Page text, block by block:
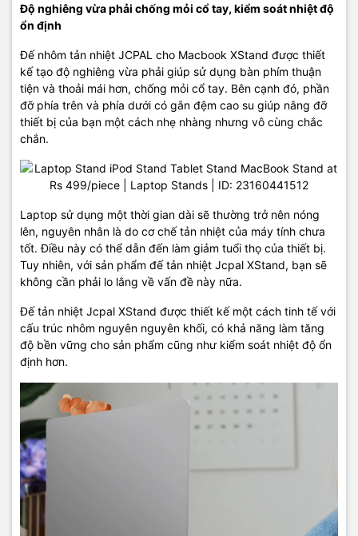
Độ nghiêng vừa phải chống mỏi cổ tay, kiểm soát nhiệt độ
ổn định
Đế nhôm tản nhiệt JCPAL cho Macbook XStand được thiết
kế tạo độ nghiêng vừa phải giúp sử dụng bàn phím thuận
tiện và thoải mái hơn, chống mỏi cổ tay. Bên cạnh đó, phần
đỡ phía trên và phía dưới có gắn đệm cao su giúp nâng đỡ
thiết bị của bạn một cách nhẹ nhàng nhưng vô cùng chắc
chắn.
Laptop sử dụng một thời gian dài sẽ thường trở nên nóng
lên, nguyên nhân là do cơ chế tản nhiệt của máy tính chưa
tốt. Điều này có thể dẫn đến làm giảm tuổi thọ của thiết bị.
Tuy nhiên, với sản phẩm đế tản nhiệt Jcpal XStand, bạn sẽ
không cần phải lo lắng về vấn đề này nữa.
Đế tản nhiệt Jcpal XStand được thiết kế một cách tinh tế với
cấu trúc nhôm nguyên nguyên khối, có khả năng làm tăng
độ bền vững cho sản phẩm cũng như kiểm soát nhiệt độ ổn
định hơn.
Điện thoại: 0922.19.79.79
Thời gian làm việc: 8h30 - 19h00 ( Chủ Nhật làm việc từ 9h30 -
18h )